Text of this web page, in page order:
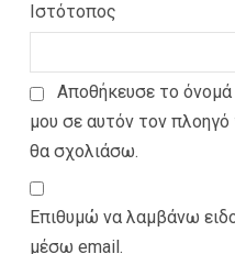
Ιστότοπος
Αποθήκευσε το όνομά
μου σε αυτόν τον
θα σχολιάσω.
Επιθυμώ να λαμβάνω
μέσω email.